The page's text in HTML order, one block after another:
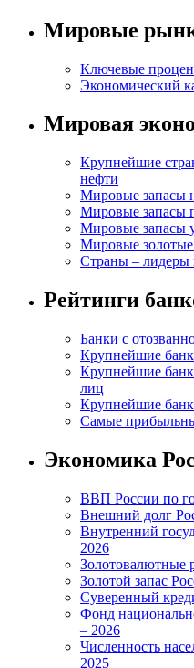
Мировые
Ключевые
Экономический
Мировая
Крупнейшие
нефти
Мировые запасы
Мировые запасы
Мировые запасы
Мировые золотые
Страны – лидеры
Рейтинги
Банки с
Крупнейшие
Крупнейшие
лиц
Крупнейшие
Самые
Экономика
ВВП России по
Внешний долг
Внутренний
2026
Золотовалютные
Золотой запас
Суверенный
Фонд
– 2026
Численность
2025